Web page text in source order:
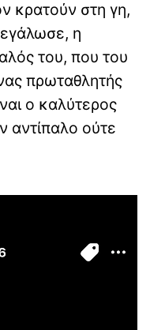
κρατούν στη γη,
η
του, που του
πρωταθλητής
ο καλύτερος
αντίπαλο ούτε